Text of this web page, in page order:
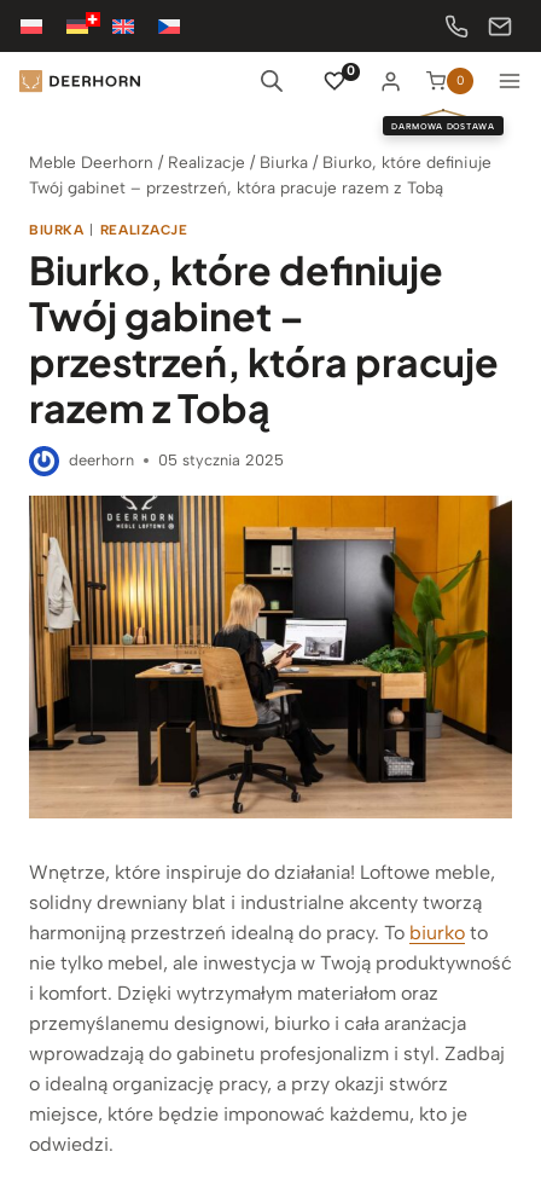
Przejdź
treści
0
0
DARMOWA DOSTAWA
Meble Deerhorn / Realizacje / Biurka / Biurko, które definiuje
Twój gabinet – przestrzeń, która pracuje razem z Tobą
BIURKA | REALIZACJE
Biurko, które definiuje
Twój gabinet –
przestrzeń, która pracuje
razem z Tobą
deerhorn 05 stycznia 2025
Wnętrze, które inspiruje do działania! Loftowe meble,
solidny drewniany blat i industrialne akcenty tworzą
harmonijną przestrzeń idealną do pracy. To biurko to
nie tylko mebel, ale inwestycja w Twoją produktywność
i komfort. Dzięki wytrzymałym materiałom oraz
przemyślanemu designowi, biurko i cała aranżacja
wprowadzają do gabinetu profesjonalizm i styl. Zadbaj
o idealną organizację pracy, a przy okazji stwórz
miejsce, które będzie imponować każdemu, kto je
odwiedzi.